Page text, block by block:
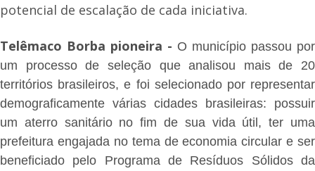
potencial de escalação de cada iniciativa.
Telêmaco Borba pioneira - O município passou por
um processo de seleção que analisou mais de 20
territórios brasileiros, e foi selecionado por representar
demograficamente várias cidades brasileiras: possuir
um aterro sanitário no fim de sua vida útil, ter uma
prefeitura engajada no tema de economia circular e ser
beneficiado pelo Programa de Resíduos Sólidos da